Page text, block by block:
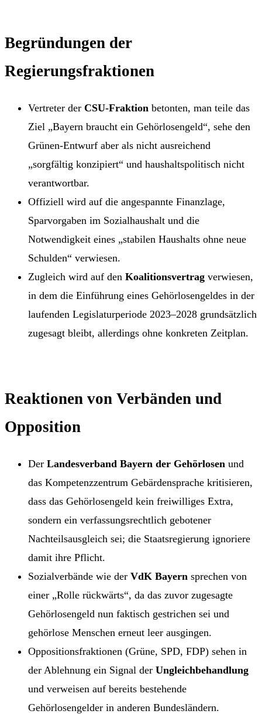
Begründungen der
Regierungsfraktionen
Vertreter der CSU-Fraktion betonten, man teile das
Ziel „Bayern braucht ein Gehörlosengeld“, sehe den
Grünen-Entwurf aber als nicht ausreichend
„sorgfältig konzipiert“ und haushaltspolitisch nicht
verantwortbar.
Offiziell wird auf die angespannte Finanzlage,
Sparvorgaben im Sozialhaushalt und die
Notwendigkeit eines „stabilen Haushalts ohne neue
Schulden“ verwiesen.
Zugleich wird auf den Koalitionsvertrag verwiesen,
in dem die Einführung eines Gehörlosengeldes in der
laufenden Legislaturperiode 2023–2028 grundsätzlich
zugesagt bleibt, allerdings ohne konkreten Zeitplan.
Reaktionen von Verbänden und
Opposition
Der Landesverband Bayern der Gehörlosen und
das Kompetenzzentrum Gebärdensprache kritisieren,
dass das Gehörlosengeld kein freiwilliges Extra,
sondern ein verfassungsrechtlich gebotener
Nachteilsausgleich sei; die Staatsregierung ignoriere
damit ihre Pflicht.
Sozialverbände wie der VdK Bayern sprechen von
einer „Rolle rückwärts“, da das zuvor zugesagte
Gehörlosengeld nun faktisch gestrichen sei und
gehörlose Menschen erneut leer ausgingen.
Oppositionsfraktionen (Grüne, SPD, FDP) sehen in
der Ablehnung ein Signal der Ungleichbehandlung
und verweisen auf bereits bestehende
Gehörlosengelder in anderen Bundesländern.